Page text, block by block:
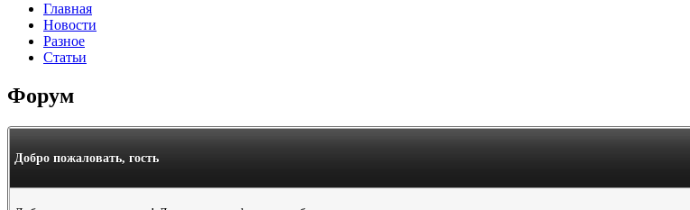
Главная
Новости
Разное
Статьи
Форум
Добро пожаловать, гость